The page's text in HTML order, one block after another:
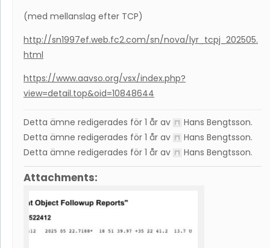
(med mellanslag efter TCP)
http://sn1997ef.web.fc2.com/sn/nova/lyr_tcpj_202505.
html
https://www.aavso.org/vsx/index.php?
view=detail.top&oid=10848644
Detta ämne redigerades för 1 år av Hans Bengtsson.
Detta ämne redigerades för 1 år av
Hans Bengtsson.
Detta ämne redigerades för 1 år av
Hans Bengtsson.
Attachments: